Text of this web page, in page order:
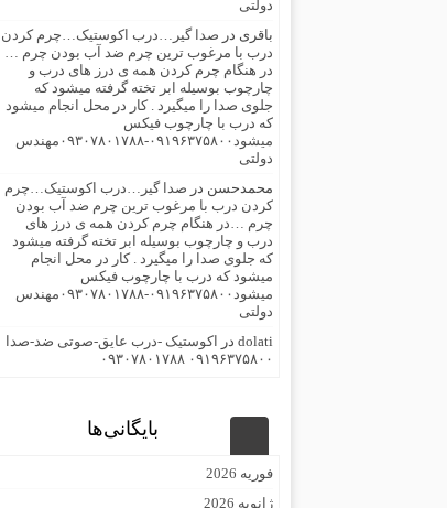
دولتی
باقری در صدا گیر…درب اکوستیک…چرم کردن
درب با مرغوب ترین چرم ضد آب بودن چرم …
در هنگام چرم کردن همه ی درز های درب و
چارچوب بوسیله ابر تخته گرفته میشود که
جلوی صدا را میگیرد . کار در محل انجام میشود
که درب با چارچوب فیکس
میشود۰۹۱۹۶۳۷۵۸۰۰-۰۹۳۰۷۸۰۱۷۸۸مهندس
دولتی
محمدحسن در صدا گیر…درب اکوستیک…چرم
کردن درب با مرغوب ترین چرم ضد آب بودن
چرم …در هنگام چرم کردن همه ی درز های
درب و چارچوب بوسیله ابر تخته گرفته میشود
که جلوی صدا را میگیرد . کار در محل انجام
میشود که درب با چارچوب فیکس
میشود۰۹۱۹۶۳۷۵۸۰۰-۰۹۳۰۷۸۰۱۷۸۸مهندس
دولتی
dolati در
اکوستیک -درب عایق-صوتی ضد-صدا
۰۹۱۹۶۳۷۵۸۰۰ ۰۹۳۰۷۸۰۱۷۸۸
بایگانی‌ها
فوریه 2026
ژانویه 2026